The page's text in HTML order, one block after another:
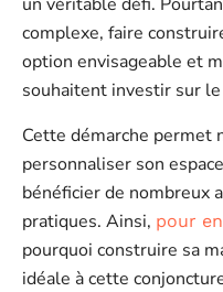
complexe, faire
option envisageable et
souhaitent investir sur
Cette démarche permet
personnaliser son
bénéficier de nombreux
pratiques. Ainsi, pour
pourquoi construire sa
idéale à cette